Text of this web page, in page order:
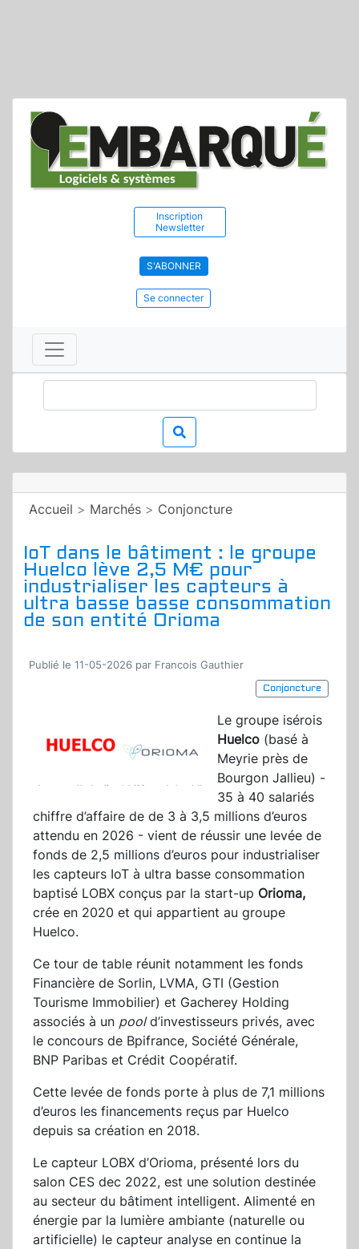
Inscription
Newsletter
S'ABONNER
Se connecter
Accueil > Marchés > Conjoncture
IoT dans le bâtiment : le groupe
Huelco lève 2,5 M€ pour
industrialiser les capteurs à
ultra basse basse consommation
de son entité Orioma
Publié le 11-05-2026 par Francois Gauthier
Conjoncture
Le groupe isérois
Huelco (basé à
Meyrie près de
Bourgon Jallieu) -
35 à 40 salariés
chiffre d’affaire de de 3 à 3,5 millions d’euros
attendu en 2026 - vient de réussir une levée de
fonds de 2,5 millions d’euros pour industrialiser
les capteurs IoT à ultra basse consommation
baptisé LOBX conçus par la start-up Orioma,
crée en 2020 et qui appartient au groupe
Huelco.
Ce tour de table réunit notamment les fonds
Financière de Sorlin, LVMA, GTI (Gestion
Tourisme Immobilier) et Gacherey Holding
associés à un poold’investisseurs privés, avec
le concours de Bpifrance, Société Générale,
BNP Paribas et Crédit Coopératif.
Cette levée de fonds porte à plus de 7,1 millions
d’euros les financements reçus par Huelco
depuis sa création en 2018.
Le capteur LOBX d’Orioma, présenté lors du
salon CES dec 2022, est une solution destinée
au secteur du bâtiment intelligent. Alimenté en
énergie par la lumière ambiante (naturelle ou
artificielle) le capteur analyse en continue la